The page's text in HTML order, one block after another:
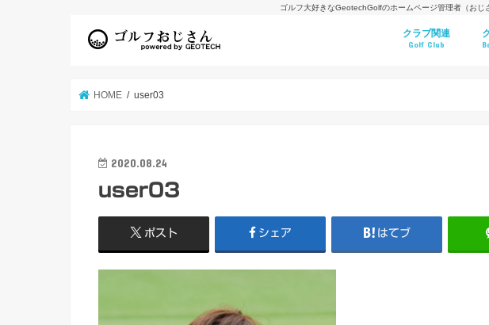
ゴルフ大好きなGeotechGolfのホームページ管理者（お
クラブ関連
Golf Club
HOME user03
2020.08.24
user03
ポスト シェア はてブ